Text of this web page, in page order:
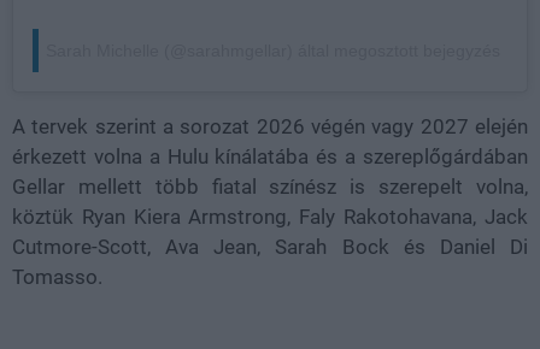
A tervek szerint a sorozat 2026 végén vagy 2027 elején
érkezett volna a Hulu kínálatába és a szereplőgárdában
Gellar mellett több fiatal színész is szerepelt volna,
köztük Ryan Kiera Armstrong, Faly Rakotohavana, Jack
Cutmore-Scott, Ava Jean, Sarah Bock és Daniel Di
Tomasso.